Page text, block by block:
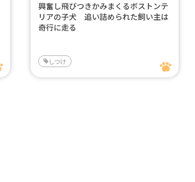
興奮し飛びつきかみまくるボストンテ
リアの子犬 追い詰められた飼い主は
奇行に走る
しつけ